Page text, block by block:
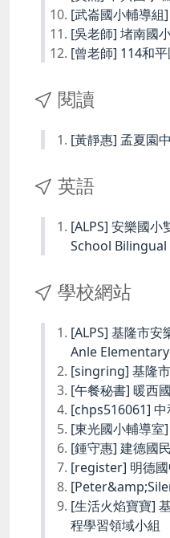
[武崙國小輔導組
[吳老師] 堵南國
[曾老師] 114和
閱讀
[黃靜惠] 孟夏園
英語
[ALPS] 安樂國
School
學校網站
[ALPS] 基隆市
Anle
[singring] 基隆
[午餐秘書] 暖西
[chps516061]
[東光國小輔導室
[鍾守惠] 建德國
[register] 明德
[生活火焰寶寶]
程學習領域小組